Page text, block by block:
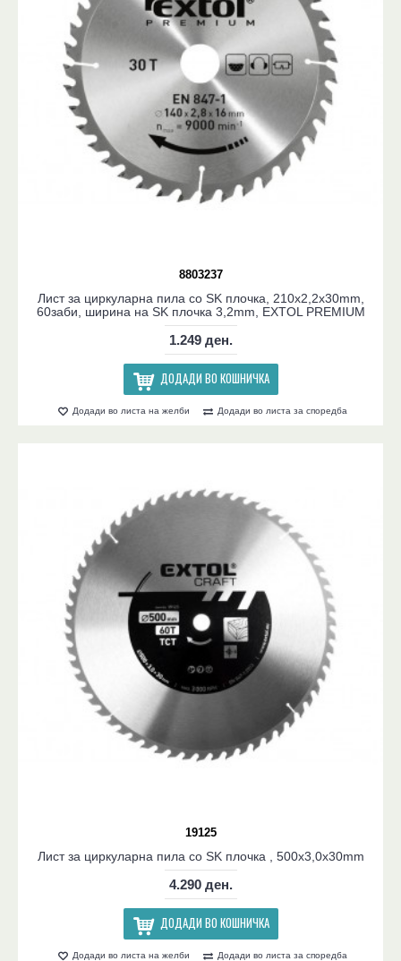
8803237
Лист за циркуларна пила со SK плочка, 210x2,2x30mm,
60заби, ширина на SK плочка 3,2mm, EXTOL PREMIUM
1.249 ден.
ДОДАДИ ВО КОШНИЧКА
Додади во листа на желби Додади во листа за споредба
19125
Лист за циркуларна пила со SK плочка , 500x3,0x30mm
4.290 ден.
ДОДАДИ ВО КОШНИЧКА
Додади во листа на желби Додади во листа за споредба